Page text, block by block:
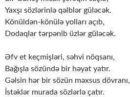
Yaxşı sözlərinlə qəlblər güləcək.
Könüldən-könülə yolları açıb,
Dodaqlar tərpənib üzlər güləcək.
Əfv et keçmişləri, səhvi nöqsanı,
Bağışla sözündə bir həyat yatır.
Gəlsin hər bir sözün məxsus dövranı,
İstəklər murada sözlərlə çatır.